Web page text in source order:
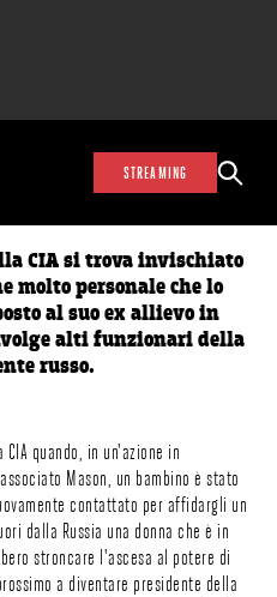
STREAMING
CIA si trova invischiato
molto personale che lo
al suo ex allievo in
alti funzionari della
russo.
quando, in un'azione in
Mason, un bambino è stato
contattato per affidargli un
dalla Russia una donna che è in
stroncare l'ascesa al potere di
a diventare presidente della